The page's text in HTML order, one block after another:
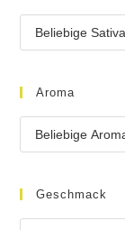
Aroma
Geschmack